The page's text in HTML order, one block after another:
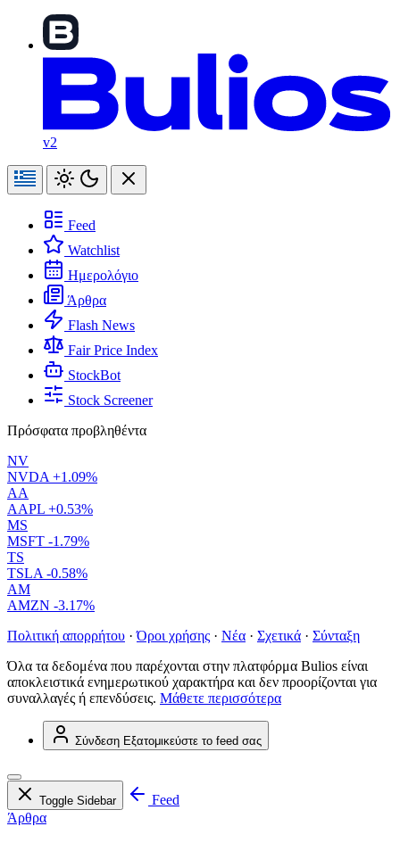
v2
Feed
Watchlist
Ημερολόγιο
Άρθρα
Flash News
Fair Price Index
StockBot
Stock Screener
Πρόσφατα προβληθέντα
NV
NVDA +1.09%
AA
AAPL +0.53%
MS
MSFT -1.79%
TS
TSLA -0.58%
AM
AMZN -3.17%
Πολιτική απορρήτου · Όροι χρήσης · Νέα · Σχετικά · Σύνταξη
Όλα τα δεδομένα που παρέχονται στην πλατφόρμα Bulios είναι
αποκλειστικά ενημερωτικού χαρακτήρα και δεν προορίζονται για
συναλλαγές ή επενδύσεις. Μάθετε περισσότερα
Σύνδεση Εξατομικεύστε το feed σας
Toggle Sidebar
Feed
Άρθρα